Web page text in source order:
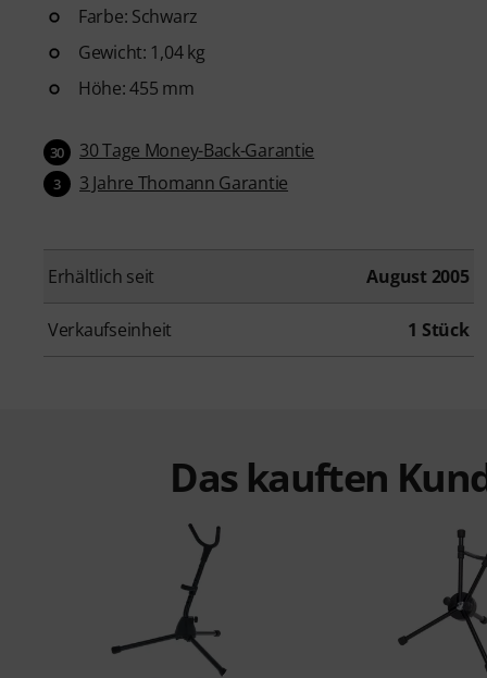
Farbe: Schwarz
Gewicht: 1,04 kg
Höhe: 455 mm
30 30 Tage Money-Back-Garantie
3 3 Jahre Thomann Garantie
Erhältlich seit August 2005
Verkaufseinheit 1 Stück
Das kauften